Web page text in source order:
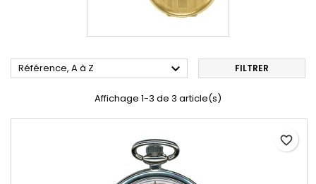
Référence, A à Z  FILTRER
Affichage 1-3 de 3 article(s)
favorite_border